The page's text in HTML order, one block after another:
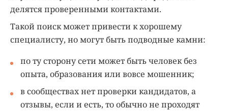
делятся проверенными контактами.
Такой поиск может привести к хорошему
специалисту, но могут быть подводные камни:
по ту сторону сети может быть человек без
опыта, образования или вовсе мошенник;
в сообществах нет проверки кандидатов, а
отзывы, если и есть, то обычно не проходят